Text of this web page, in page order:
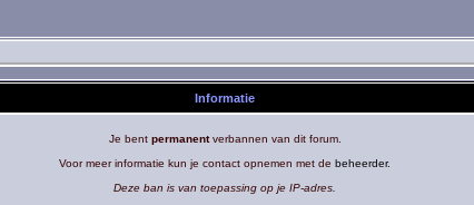
Informatie
Je bent permanentverbannen van dit forum.
Voor meer informatie kun je contact opnemen met de beheerder.
Deze ban is van toepassing op je IP-adres.